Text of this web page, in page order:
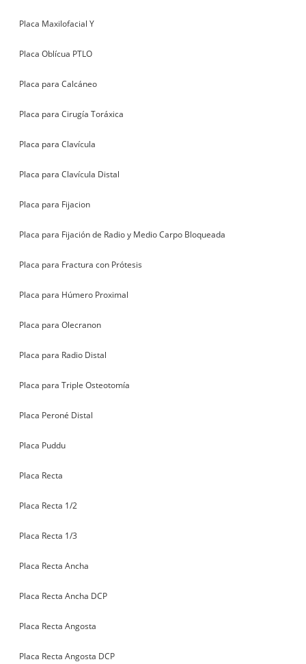
Placa Maxilofacial Y
Placa Oblícua PTLO
Placa para Calcáneo
Placa para Cirugía Toráxica
Placa para Clavícula
Placa para Clavícula Distal
Placa para Fijacion
Placa para Fijación de Radio y Medio Carpo Bloqueada
Placa para Fractura con Prótesis
Placa para Húmero Proximal
Placa para Olecranon
Placa para Radio Distal
Placa para Triple Osteotomía
Placa Peroné Distal
Placa Puddu
Placa Recta
Placa Recta 1/2
Placa Recta 1/3
Placa Recta Ancha
Placa Recta Ancha DCP
Placa Recta Angosta
Placa Recta Angosta DCP